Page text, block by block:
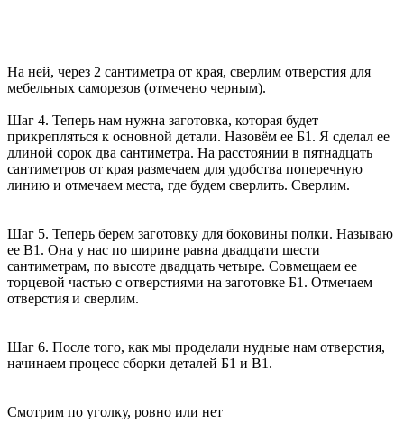
На ней, через 2 сантиметра от края, сверлим отверстия для
мебельных саморезов (отмечено черным).
Шаг 4. Теперь нам нужна заготовка, которая будет
прикрепляться к основной детали. Назовём ее Б1. Я сделал ее
длиной сорок два сантиметра. На расстоянии в пятнадцать
сантиметров от края размечаем для удобства поперечную
линию и отмечаем места, где будем сверлить. Сверлим.
Шаг 5. Теперь берем заготовку для боковины полки. Называю
ее В1. Она у нас по ширине равна двадцати шести
сантиметрам, по высоте двадцать четыре. Совмещаем ее
торцевой частью с отверстиями на заготовке Б1. Отмечаем
отверстия и сверлим.
Шаг 6. После того, как мы проделали нудные нам отверстия,
начинаем процесс сборки деталей Б1 и В1.
Смотрим по уголку, ровно или нет